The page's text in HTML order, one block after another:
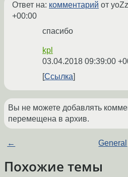
Ответ на: комментарий от yoZz
+00:00
спасибо
kpl
03.04.2018 09:39:00
Ссылка
Вы не можете добавлять
перемещена в архив.
← General
Похожие темы